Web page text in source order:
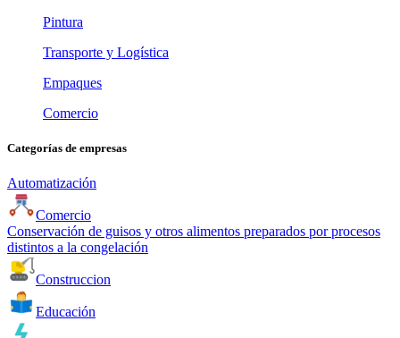
Pintura
Transporte y Logística
Empaques
Comercio
Categorías de empresas
Automatización
Comercio
Conservación de guisos y otros alimentos preparados por procesos
distintos a la congelación
Construccion
Educación